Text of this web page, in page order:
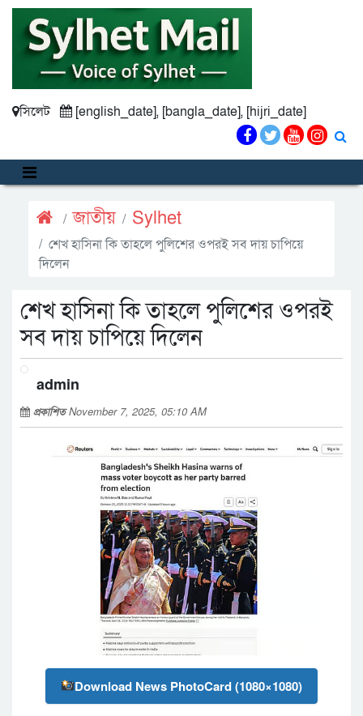
সিলেট [english_date], [bangla_date], [hijri_date]
জাতীয় Sylhet
শেখ হাসিনা কি তাহলে পুলিশের ওপরই সব দায় চাপিয়ে
দিলেন
শেখ হাসিনা কি তাহলে পুলিশের ওপরই
সব দায় চাপিয়ে দিলেন
admin
প্রকাশিতNovember 7, 2025, 05:10 AM
Download News PhotoCard (1080×1080)